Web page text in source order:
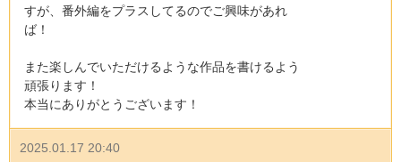
すが、番外編をプラスしてるのでご興味があれ
ば！
また楽しんでいただけるような作品を書けるよう
頑張ります！
本当にありがとうございます！
2025.01.17 20:40